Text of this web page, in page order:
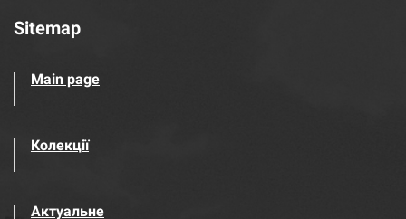
Sitemap
Main page
Колекції
Актуальне